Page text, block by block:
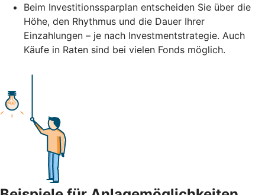
Beim Investitionssparplan entscheiden Sie über die
Höhe, den Rhythmus und die Dauer Ihrer
Einzahlungen – je nach Investmentstrategie. Auch
Käufe in Raten sind bei vielen Fonds möglich.